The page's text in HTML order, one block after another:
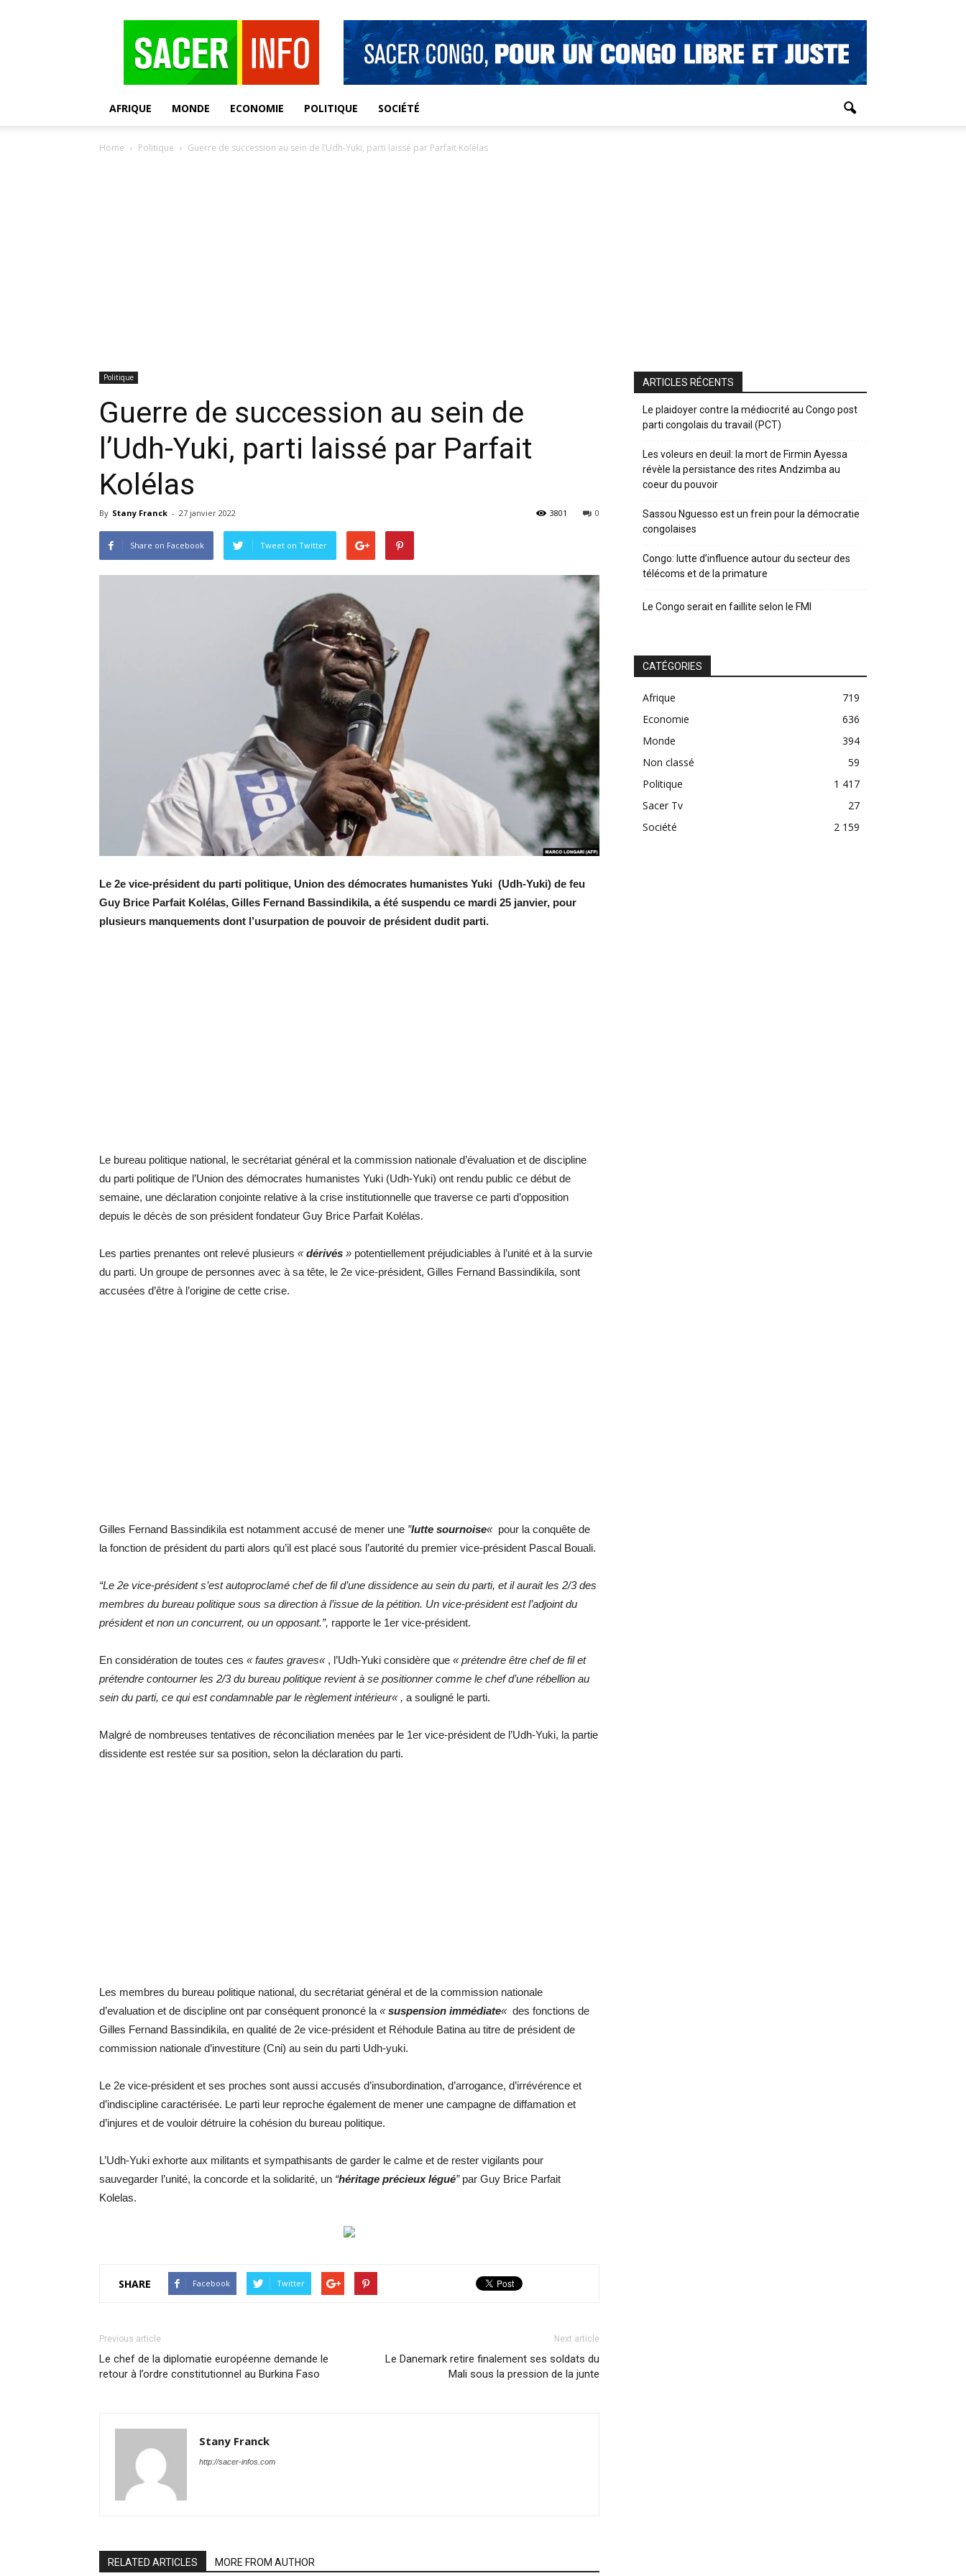
AFRIQUE MONDE ECONOMIE POLITIQUE SOCIÉTÉ
Home Politique Guerre de succession au sein de l’Udh-Yuki, parti laissé par Parfait Kolélas
Politique
Guerre de succession au sein de
l’Udh-Yuki, parti laissé par Parfait
Kolélas
By Stany Franck - 27 janvier 2022 0
3801
Share on Facebook Tweet on Twitter
Le 2e vice-président du parti politique, Union des démocrates humanistes Yuki (Udh-Yuki) de feu
Guy Brice Parfait Kolélas, Gilles Fernand Bassindikila, a été suspendu ce mardi 25 janvier, pour
plusieurs manquements dont l’usurpation de pouvoir de président dudit parti.
Le bureau politique national, le secrétariat général et la commission nationale d’évaluation et de discipline
du parti politique de l’Union des démocrates humanistes Yuki (Udh-Yuki) ont rendu public ce début de
semaine, une déclaration conjointe relative à la crise institutionnelle que traverse ce parti d’opposition
depuis le décès de son président fondateur Guy Brice Parfait Kolélas.
Les parties prenantes ont relevé plusieurs «dérivés » potentiellement préjudiciables à l’unité et à la survie
du parti. Un groupe de personnes avec à sa tête, le 2e vice-président, Gilles Fernand Bassindikila, sont
accusées d’être à l’origine de cette crise.
Gilles Fernand Bassindikila est notamment accusé de mener une ”lutte sournoise« pour la conquête de
la fonction de président du parti alors qu’il est placé sous l’autorité du premier vice-président Pascal Bouali.
“Le 2e vice-président s’est autoproclamé chef de fil d’une dissidence au sein du parti, et il aurait les 2/3 des
membres du bureau politique sous sa direction à l’issue de la pétition. Un vice-président est l’adjoint du
président et non un concurrent, ou un opposant.”, rapporte le 1er vice-président.
En considération de toutes ces « fautes graves« , l’Udh-Yuki considère que « prétendre être chef de fil et
prétendre contourner les 2/3 du bureau politique revient à se positionner comme le chef d’une rébellion au
sein du parti, ce qui est condamnable par le règlement intérieur« , a souligné le parti.
Malgré de nombreuses tentatives de réconciliation menées par le 1er vice-président de l’Udh-Yuki, la partie
dissidente est restée sur sa position, selon la déclaration du parti.
Les membres du bureau politique national, du secrétariat général et de la commission nationale
d’evaluation et de discipline ont par conséquent prononcé la «suspension immédiate« des fonctions de
Gilles Fernand Bassindikila, en qualité de 2e vice-président et Réhodule Batina au titre de président de
commission nationale d’investiture (Cni) au sein du parti Udh-yuki.
Le 2e vice-président et ses proches sont aussi accusés d’insubordination, d’arrogance, d’irrévérence et
d’indiscipline caractérisée. Le parti leur reproche également de mener une campagne de diffamation et
d’injures et de vouloir détruire la cohésion du bureau politique.
L’Udh-Yuki exhorte aux militants et sympathisants de garder le calme et de rester vigilants pour
sauvegarder l’unité, la concorde et la solidarité, un “héritage précieux légué” par Guy Brice Parfait
Kolelas.
SHARE Facebook Twitter
Previous article
Le chef de la diplomatie européenne demande le
retour à l’ordre constitutionnel au Burkina Faso
Next article
Le Danemark retire finalement ses soldats du
Mali sous la pression de la junte
Stany Franck
http://sacer-infos.com
RELATED ARTICLES MORE FROM AUTHOR
ARTICLES RÉCENTS
Le plaidoyer contre la médiocrité au Congo post
parti congolais du travail (PCT)
Les voleurs en deuil: la mort de Firmin Ayessa
révèle la persistance des rites Andzimba au
coeur du pouvoir
Sassou Nguesso est un frein pour la démocratie
congolaises
Congo: lutte d’influence autour du secteur des
télécoms et de la primature
Le Congo serait en faillite selon le FMI
CATÉGORIES
Afrique
719
Economie
636
Monde
394
Non classé
59
Politique
1 417
Sacer Tv
27
Société
2 159